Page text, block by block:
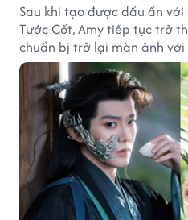
Sau khi tạo được dấu ấn
Tước Cốt, Amy tiếp tục trở
chuẩn bị trở lại màn ảnh
Phổ.